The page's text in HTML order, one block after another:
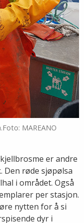
MAREANO
er andre
Den røde sjøpølsa
i området. Også
per stasjon.
nytten for å si
dyr i